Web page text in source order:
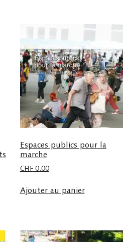
Espaces publics pour la
marche
CHF0.00
Ajouter au panier